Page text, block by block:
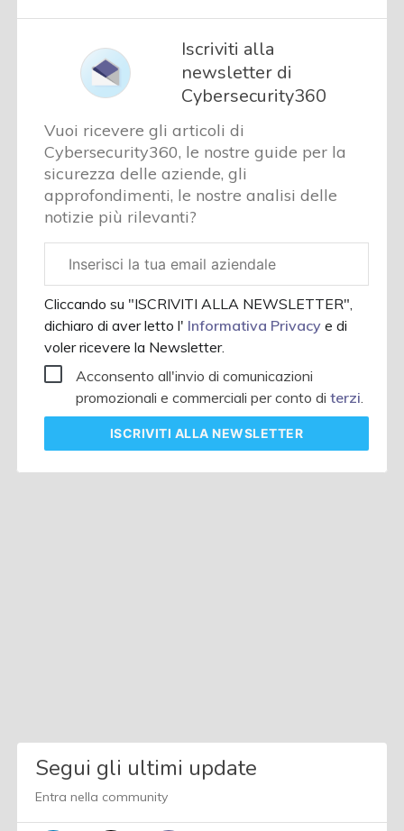
Iscriviti alla
newsletter di
Cybersecurity360
Vuoi ricevere gli articoli di
Cybersecurity360, le nostre guide per la
sicurezza delle aziende, gli
approfondimenti, le nostre analisi delle
notizie più rilevanti?
aziendale
Cliccando su "ISCRIVITI ALLA NEWSLETTER",
dichiaro di aver letto l' Informativa Privacye di
voler ricevere la Newsletter.
Acconsento all'invio di comunicazioni
promozionali e commerciali per conto diterzi
ISCRIVITI ALLA NEWSLETTER
Segui gli ultimi update
Entra nella community